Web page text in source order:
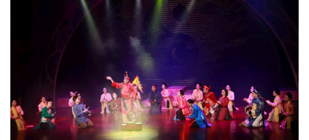
bao nhiêu di sản, bao nhiêu văn nghệ sĩ, trí thức, không gian ký
ức, mà là làm thế nào để những giá trị ấy trở thành nguồn lực
phát triển, thành sức mạnh mềm, thành động lực sáng tạo,
thành năng lực cạnh tranh của Thủ đô.